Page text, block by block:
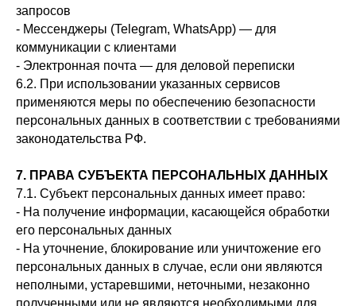
запросов
- Мессенджеры (Telegram, WhatsApp) — для
коммуникации с клиентами
- Электронная почта — для деловой переписки
6.2. При использовании указанных сервисов
применяются меры по обеспечению безопасности
персональных данных в соответствии с требованиями
законодательства РФ.
7. ПРАВА СУБЪЕКТА ПЕРСОНАЛЬНЫХ ДАННЫХ
7.1. Субъект персональных данных имеет право:
- На получение информации, касающейся обработки
его персональных данных
- На уточнение, блокирование или уничтожение его
персональных данных в случае, если они являются
неполными, устаревшими, неточными, незаконно
полученными или не являются необходимыми для